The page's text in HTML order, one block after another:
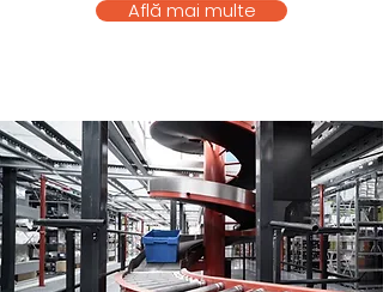
Află mai multe